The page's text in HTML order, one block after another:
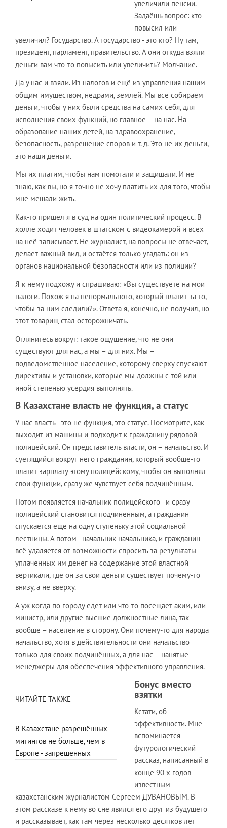
увеличили пенсии.
Задаёшь вопрос: кто
повысил или
увеличил? Государство. А государство - это кто? Ну там,
президент, парламент, правительство. А они откуда взяли
деньги вам что-то повысить или увеличить? Молчание.
Да у нас и взяли. Из налогов и ещё из управления нашим
общим имуществом, недрами, землёй. Мы все собираем
деньги, чтобы у них были средства на самих себя, для
исполнения своих функций, но главное – на нас. На
образование наших детей, на здравоохранение,
безопасность, разрешение споров и т. д. Это не их деньги,
это наши деньги.
Мы их платим, чтобы нам помогали и защищали. И не
знаю, как вы, но я точно не хочу платить их для того, чтобы
мне мешали жить.
Как-то пришёл я в суд на один политический процесс. В
холле ходит человек в штатском с видеокамерой и всех
на неё записывает. Не журналист, на вопросы не отвечает,
делает важный вид, и остаётся только угадать: он из
органов национальной безопасности или из полиции?
Я к нему подхожу и спрашиваю: «Вы существуете на мои
налоги. Похож я на ненормального, который платит за то,
чтобы за ним следили?». Ответа я, конечно, не получил, но
этот товарищ стал осторожничать.
Оглянитесь вокруг: такое ощущение, что не они
существуют для нас, а мы – для них. Мы –
подведомственное население, которому сверху спускают
директивы и установки, которые мы должны с той или
иной степенью усердия выполнять.
В Казахстане власть не функция, а статус
У нас власть - это не функция, это статус. Посмотрите, как
выходит из машины и подходит к гражданину рядовой
полицейский. Он представитель власти, он – начальство. И
суетящийся вокруг него гражданин, который вообще-то
платит зарплату этому полицейскому, чтобы он выполнял
свои функции, сразу же чувствует себя подчинённым.
Потом появляется начальник полицейского - и сразу
полицейский становится подчиненным, а гражданин
спускается ещё на одну ступеньку этой социальной
лестницы. А потом - начальник начальника, и гражданин
всё удаляется от возможности спросить за результаты
уплаченных им денег на содержание этой властной
вертикали, где он за свои деньги существует почему-то
внизу, а не вверху.
А уж когда по городу едет или что-то посещает аким, или
министр, или другие высшие должностные лица, так
вообще – население в сторону. Они почему-то для народа
начальство, хотя в действительности они начальство
только для своих подчинённых, а для нас – нанятые
менеджеры для обеспечения эффективного управления.
ЧИТАЙТЕ ТАКЖЕ
В Казахстане разрешённых
митингов не больше, чем в
Европе - запрещённых
Бонус вместо
взятки
Кстати, об
эффективности. Мне
вспоминается
футурологический
рассказ, написанный в
конце 90-х годов
известным
казахстанским журналистом Сергеем ДУВАНОВЫМ. В
этом рассказе к нему во сне явился его друг из будущего
и рассказывает, как там через несколько десятков лет